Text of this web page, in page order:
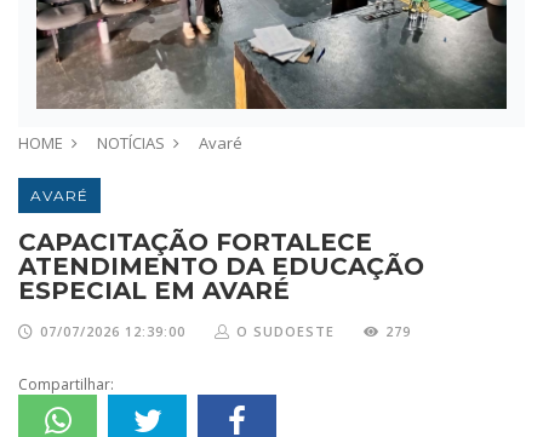
HOME NOTÍCIAS Avaré
AVARÉ
CAPACITAÇÃO FORTALECE
ATENDIMENTO DA EDUCAÇÃO
ESPECIAL EM AVARÉ
07/07/2026 12:39:00 O SUDOESTE 279
Compartilhar: